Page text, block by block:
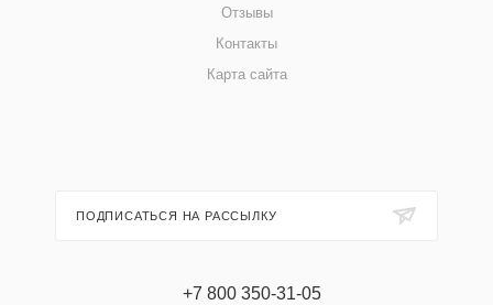
Отзывы
Контакты
Карта сайта
ПОДПИСАТЬСЯ НА РАССЫЛКУ
+7 800 350-31-05